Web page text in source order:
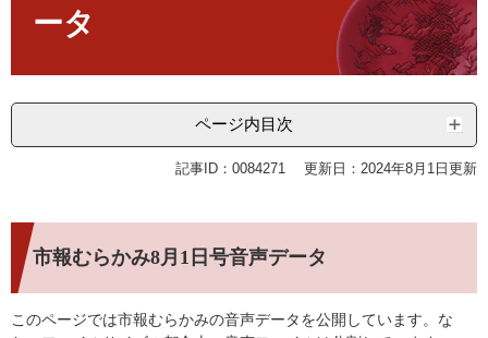
ータ
ページ内目次
記事ID：0084271 更新日：2024年8月1日更新
市報むらかみ8月1日号音声データ
このページでは市報むらかみの音声データを公開しています。な